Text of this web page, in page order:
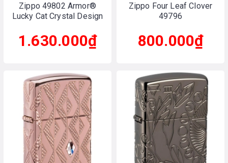
Zippo 49802 Armor®
Lucky Cat Crystal Design
1.630.000₫
Zippo Four Leaf Clover
49796
800.000₫